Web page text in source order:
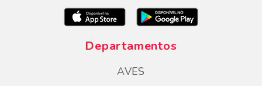
Departamentos
AVES